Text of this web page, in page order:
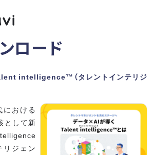
ロード
intelligence™（タレントインテリジ
における
として新
リジェン